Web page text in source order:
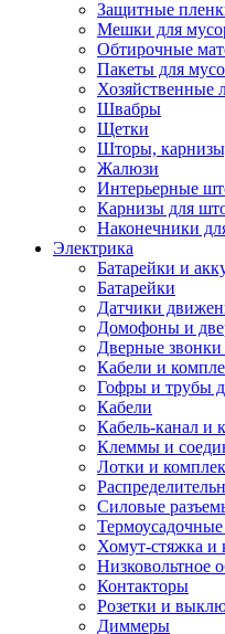
Защитные
Мешки для
Обтирочные
Пакеты для
Хозяйственные
Швабры
Щетки
Шторы,
Жалюзи
Интерьерные
Карнизы для
Наконечники
Электрика
Батарейки и
Батарейки
Датчики
Домофоны и
Дверные
Кабели и
Гофры и трубы
Кабели
Кабель-канал и
Клеммы и
Лотки и
Силовые
Хомут-стяжка и
Низковольтное
Контакторы
Розетки и
Диммеры